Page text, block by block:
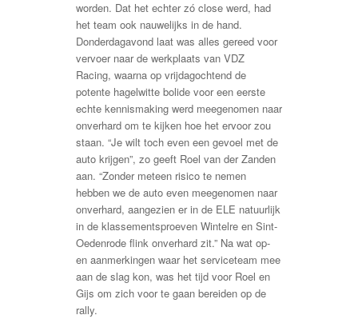
worden. Dat het echter zó close werd, had
het team ook nauwelijks in de hand.
Donderdagavond laat was alles gereed voor
vervoer naar de werkplaats van VDZ
Racing, waarna op vrijdagochtend de
potente hagelwitte bolide voor een eerste
echte kennismaking werd meegenomen naar
onverhard om te kijken hoe het ervoor zou
staan. “Je wilt toch even een gevoel met de
auto krijgen”, zo geeft Roel van der Zanden
aan. “Zonder meteen risico te nemen
hebben we de auto even meegenomen naar
onverhard, aangezien er in de ELE natuurlijk
in de klassementsproeven Wintelre en Sint-
Oedenrode flink onverhard zit.” Na wat op-
en aanmerkingen waar het serviceteam mee
aan de slag kon, was het tijd voor Roel en
Gijs om zich voor te gaan bereiden op de
rally.